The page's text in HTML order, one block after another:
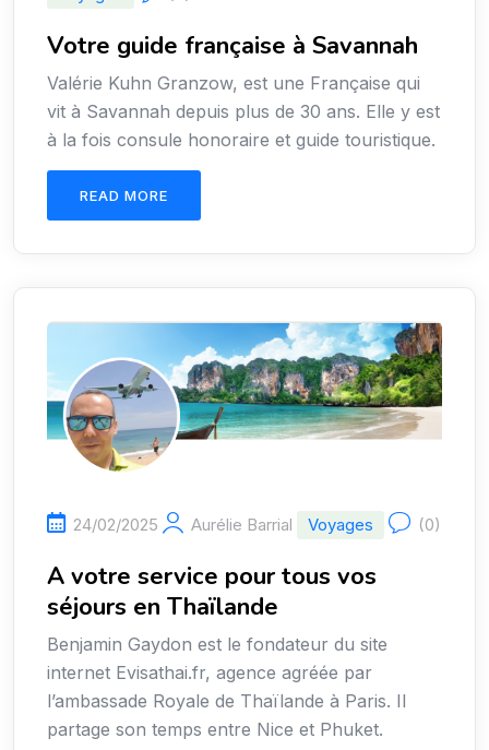
Votre guide française à Savannah
Valérie Kuhn Granzow, est une Française qui
vit à Savannah depuis plus de 30 ans. Elle y est
à la fois consule honoraire et guide touristique.
READ MORE
24/02/2025 Aurélie Barrial Voyages (0)
A votre service pour tous vos
séjours en Thaïlande
Benjamin Gaydon est le fondateur du site
internet Evisathai.fr, agence agréée par
l’ambassade Royale de Thaïlande à Paris. Il
partage son temps entre Nice et Phuket.